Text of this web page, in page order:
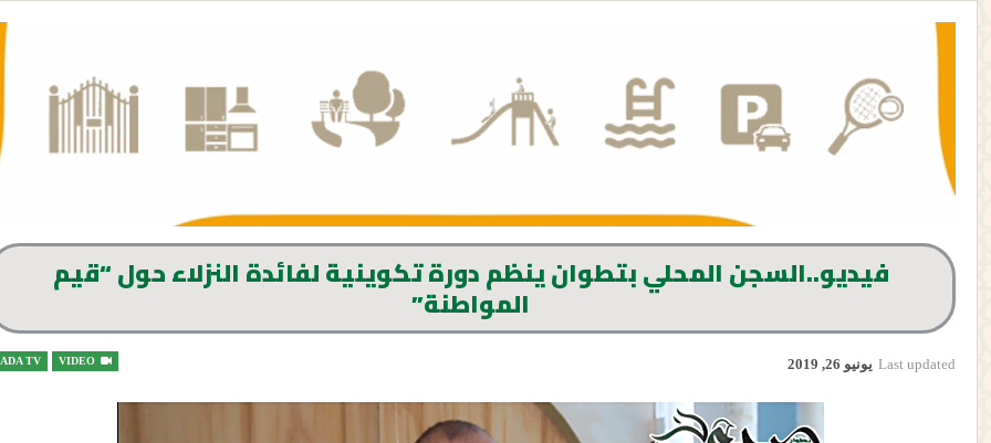
فيديو..السجن المحلي بتطوان ينظم دورة تكوينية لفائدة النزلاء حول “قيم
المواطنة”
VIDEO
TV Last updated يونيو 26, 2019